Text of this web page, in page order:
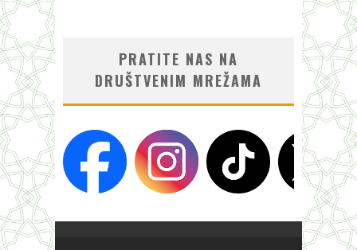
PRATITE NAS NA
DRUŠTVENIM MREŽAMA